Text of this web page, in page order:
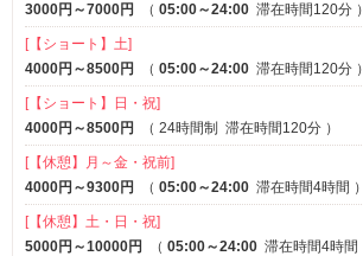
3000円～7000円
（ 05:00～24:00 滞在時間120分 ）
[【ショート】土]
4000円～8500円
（ 05:00～24:00 滞在時間120分 ）
[【ショート】日・祝]
4000円～8500円
（ 24時間制 滞在時間120分 ）
[【休憩】月～金・祝前]
4000円～9300円
（ 05:00～24:00 滞在時間4時間 ）
[【休憩】土・日・祝]
5000円～10000円
（ 05:00～24:00 滞在時間4時間